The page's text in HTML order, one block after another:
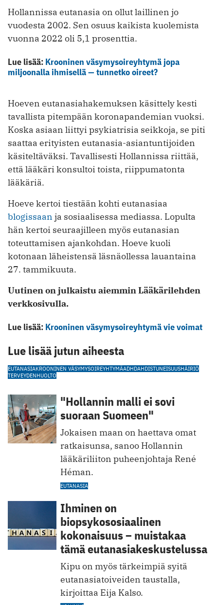
Hollannissa eutanasia on ollut laillinen jo
vuodesta 2002. Sen osuus kaikista kuolemista
vuonna 2022 oli 5,1 prosenttia.
Lue lisää: Krooninen väsymysoireyhtymä jopa
miljoonalla ihmisellä — tunnetko oireet?
Hoeven eutanasiahakemuksen käsittely kesti
tavallista pitempään koronapandemian vuoksi.
Koska asiaan liittyi psykiatrisia seikkoja, se piti
saattaa erityisten eutanasia-asiantuntijoiden
käsiteltäväksi. Tavallisesti Hollannissa riittää,
että lääkäri konsultoi toista, riippumatonta
lääkäriä.
Hoeve kertoi tiestään kohti eutanasiaa
blogissaan ja sosiaalisessa mediassa. Lopulta
hän kertoi seuraajilleen myös eutanasian
toteuttamisen ajankohdan. Hoeve kuoli
kotonaan läheistensä läsnäollessa lauantaina
27. tammikuuta.
Uutinen on julkaistu aiemmin Lääkärilehden
verkkosivulla.
Lue lisää: Krooninen väsymysoireyhtymä vie voimat
Lue lisää jutun aiheesta
EUTANASIAKROONINEN VÄSYMYSOIREYHTYMÄADHDAHDISTUNEISUUSHÄIRIÖ
TERVEYDENHUOLTO
"Hollannin malli ei sovi
suoraan Suomeen"
Jokaisen maan on haettava omat
ratkaisunsa, sanoo Hollannin
lääkäriliiton puheenjohtaja René
Héman.
EUTANASIA
Ihminen on
biopsykososiaalinen
kokonaisuus – muistakaa
tämä eutanasiakeskustelussa
Kipu on myös tärkeimpiä syitä
eutanasiatoiveiden taustalla,
kirjoittaa Eija Kalso.